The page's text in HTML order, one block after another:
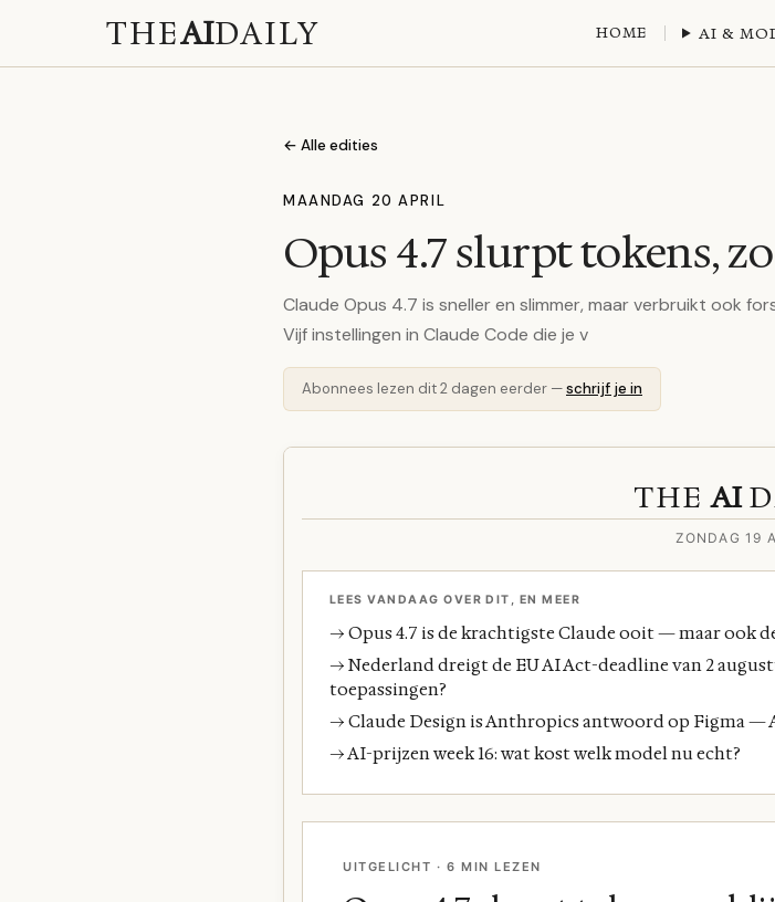
THEAIDAILY HOME AI &
← Alle edities
MAANDAG 20 APRIL
Opus 4.7 slurpt tokens,
Claude Opus 4.7 is sneller en slimmer, maar verbruikt ook
Vijf instellingen in Claude Code die je v
Abonnees lezen dit 2 dagen eerder —schrijf je in
THE AI
ZONDAG 19
LEES VANDAAG OVER DIT, EN MEER
→ Opus 4.7 is de krachtigste Claude ooit — maar ook
→ Nederland dreigt de EU AI Act-deadline van 2
toepassingen?
→ Claude Design is Anthropics antwoord op Figma
→ AI-prijzen week 16: wat kost welk model nu echt?
UITGELICHT · 6 MIN LEZEN